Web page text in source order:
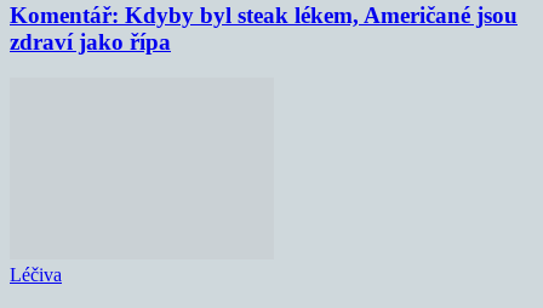
Komentář: Kdyby byl steak lékem, Američané jsou
zdraví jako řípa
Léčiva